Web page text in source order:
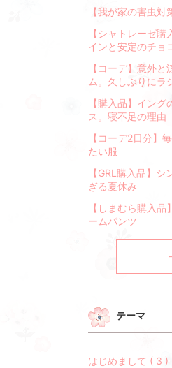
【我が家の害虫
【シャトレーゼ
インと安定のチョ
【コーデ】意外
ム。久しぶりにラ
【購入品】イン
ス。寝不足の理由
【コーデ2日分】
たい服
【GRL購入品】
ぎる夏休み
【しまむら購入
ームパンツ
テーマ
はじめまして ( 3 )